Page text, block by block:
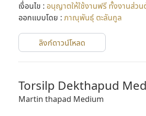
เงื่อนไข : อนุญาตให้ใช้งานฟรี ทั้งงานส่ว
ออกแบบโดย : ภาณุพันธุ์ ตะลันกูล
ลิงก์ดาวน์โหลด
Torsilp Dekthapud
Martin thapad Medium